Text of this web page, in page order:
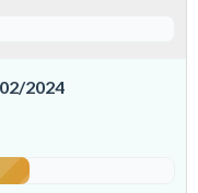
2024